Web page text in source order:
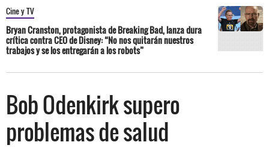
Cine y TV
Bryan Cranston, protagonista de Breaking Bad, lanza dura
crítica contra CEO de Disney: “No nos quitarán nuestros
trabajos y se los entregarán a los robots”
Bob Odenkirk supero
problemas de salud